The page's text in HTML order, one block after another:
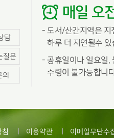
담
질문
의
매일 오
- 도서/산간지역은 지
하루 더 지연될수 있
- 공휴일이나 일요일,
수령이 불가능합니
이용약관 이메일무단수